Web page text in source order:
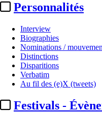
Personnalités
Interview
Biographies
Nominations /
Distinctions
Disparitions
Verbatim
Au fil des (e)X (tweets)
Festivals -
Institutionnel
CNC :
Actualité n° 350112
|Publié